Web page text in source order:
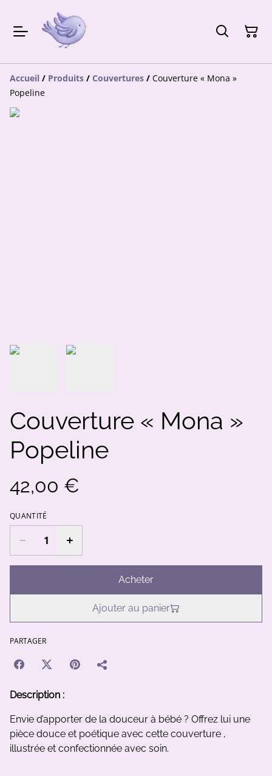
Accueil / Produits / Couvertures / Couverture « Mona »
Popeline
Couverture « Mona »
Popeline
42,00 €
QUANTITÉ
Acheter
Ajouter au panier
PARTAGER
Description :
Envie d’apporter de la douceur à bébé ? Offrez lui une
pièce douce et poétique avec cette couverture ,
illustrée et confectionnée avec soin.